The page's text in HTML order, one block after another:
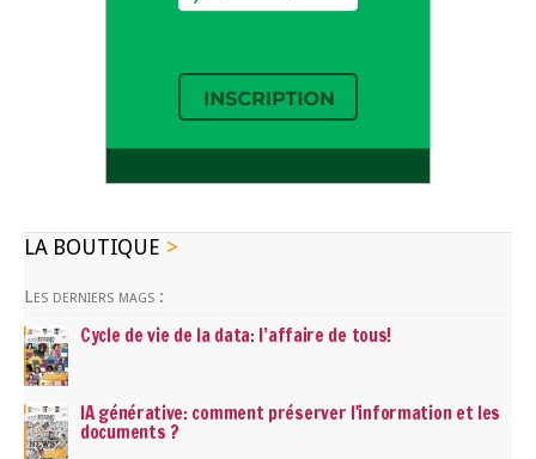
LA BOUTIQUE
Les derniers mags :
Cycle de vie de la data: l’affaire de tous!
IA générative: comment préserver l'information et les
documents ?